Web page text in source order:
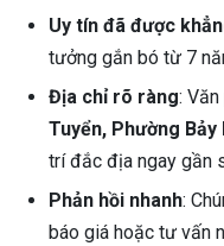
Uy tín đã được
tưởng gắn bó từ 7
Địa chỉ rõ ràng:
Tuyển, Phường Bảy
trí đắc địa ngay gần
Phản hồi nhanh:
báo giá hoặc tư vấn